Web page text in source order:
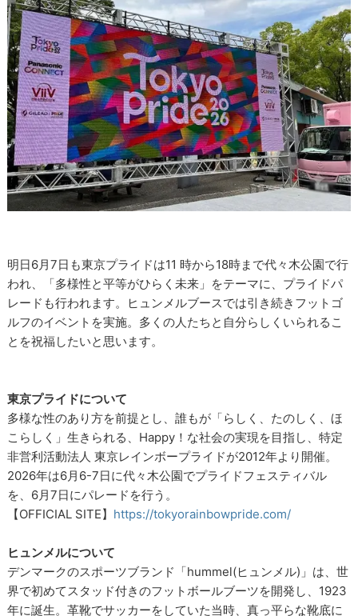
明日6月7日も東京プライドは11 時から18時まで代々木公園で行
われ、「多様性と平等がひらく未来」をテーマに、プライドパ
レードも行われます。ヒュンメルブースでは引き続きフットゴ
ルフのイベントを実施。多くの人たちと自分らしくいられるこ
とを祝福したいと思います。
東京プライドについて
多様な性のあり方を前提とし、誰もが「らしく、たのしく、ほ
こらしく」生きられる、Happy！な社会の実現を目指し、特定
非営利活動法人 東京レインボープライドが2012年より開催。
2026年は6月6-7日に代々木公園でプライドフェスティバル
を、6月7日にパレードを行う。
【OFFICIAL SITE】 https://tokyorainbowpride.com/
ヒュンメルについて
デンマークのスポーツブランド「hummel(ヒュンメル)」は、世
界で初めてスタッド付きのフットボールブーツを開発し、1923
年に誕生。革靴でサッカーをしていた当時、真っ平らな靴底に